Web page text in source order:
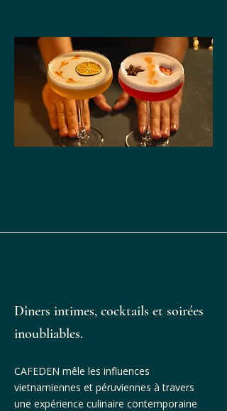
Dîners intimes, cocktails et soirées
inoubliables.
CAFEDEN mêle les influences
vietnamiennes et péruviennes à travers
une expérience culinaire contemporaine